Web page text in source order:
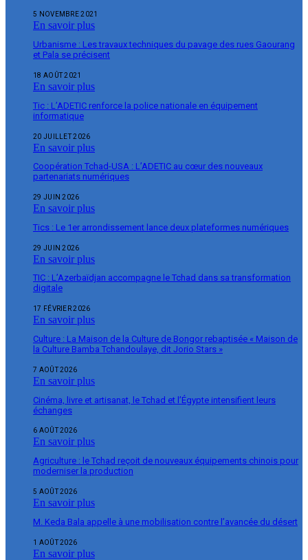
5 NOVEMBRE 2021
En savoir plus
Urbanisme : Les travaux techniques du pavage des rues Gaourang
et Pala se précisent
18 AOÛT 2021
En savoir plus
Tic : L’ADETIC renforce la police nationale en équipement
informatique
20 JUILLET 2026
En savoir plus
Coopération Tchad-USA : L’ADETIC au cœur des nouveaux
partenariats numériques
29 JUIN 2026
En savoir plus
Tics : Le 1er arrondissement lance deux plateformes numériques
29 JUIN 2026
En savoir plus
TIC : L’Azerbaïdjan accompagne le Tchad dans sa transformation
digitale
17 FÉVRIER 2026
En savoir plus
Culture : La Maison de la Culture de Bongor rebaptisée « Maison de
la Culture Bamba Tchandoulaye, dit Jorio Stars »
7 AOÛT 2026
En savoir plus
Cinéma, livre et artisanat, le Tchad et l’Égypte intensifient leurs
échanges
6 AOÛT 2026
En savoir plus
Agriculture : le Tchad reçoit de nouveaux équipements chinois pour
moderniser la production
5 AOÛT 2026
En savoir plus
M. Keda Bala appelle à une mobilisation contre l’avancée du désert
1 AOÛT 2026
En savoir plus